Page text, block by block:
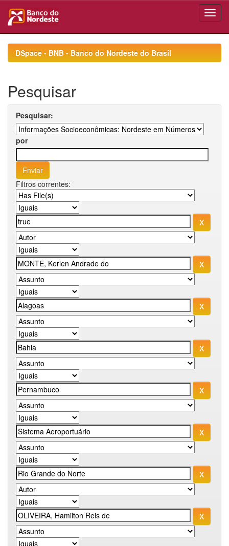
navigationDSpace - BNB - Banco do Nordeste do Brasil
Pesquisar
Pesquisar:
por
Filtros correntes: